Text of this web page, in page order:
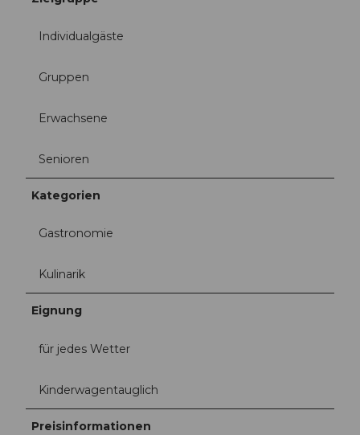
Individualgäste
Gruppen
Erwachsene
Senioren
Kategorien
Gastronomie
Kulinarik
Eignung
für jedes Wetter
Kinderwagentauglich
Preisinformationen